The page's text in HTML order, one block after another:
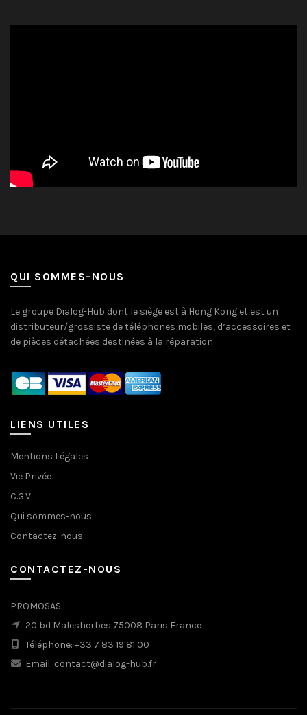
QUI SOMMES-NOUS
Le groupe Dialog-Hub dont le siège est à Hong Kong et est un
distributeur/grossiste de téléphones mobiles, d’accessoires et
de pièces détachées destinées à la réparation.
LIENS UTILES
Mentions Légales
Vie Privée
C.G.V.
Qui sommes-nous
Contactez-nous
CONTACTEZ-NOUS
PROMOSAS
20 bd Malesherbes 75008 Paris France
Téléphone: +33 7 83 19 81 00
Email: contact@dialog-hub.fr